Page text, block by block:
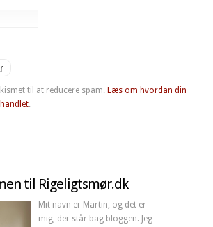
til at reducere spam. Læs om hvordan din
.
til Rigeligtsmør.dk
Mit navn er Martin, og det er
mig, der står bag bloggen. Jeg